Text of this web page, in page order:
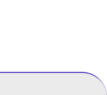
التقنية:انفرتر